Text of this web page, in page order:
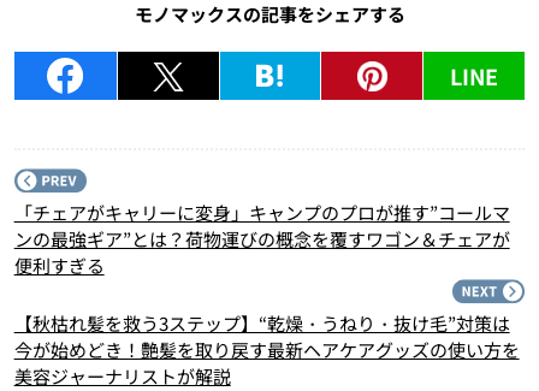
モノマックスの記事をシェアする
LINE
「チェアがキャリーに変身」キャンプのプロが推す”コールマ
ンの最強ギア”とは？荷物運びの概念を覆すワゴン＆チェアが
便利すぎる
【秋枯れ髪を救う3ステップ】“乾燥・うねり・抜け毛”対策は
今が始めどき！艶髪を取り戻す最新ヘアケアグッズの使い方を
美容ジャーナリストが解説